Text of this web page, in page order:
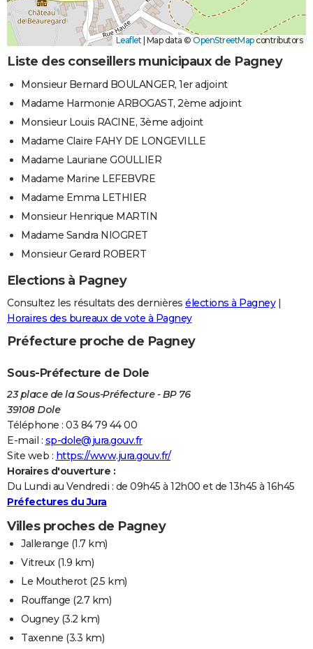
Leaflet Map data © OpenStreetMapcontributors
Liste des conseillers municipaux de Pagney
Monsieur Bernard BOULANGER, 1er adjoint
Madame Harmonie ARBOGAST, 2ème adjoint
Monsieur Louis RACINE, 3ème adjoint
Madame Claire FAHY DE LONGEVILLE
Madame Lauriane GOULLIER
Madame Marine LEFEBVRE
Madame Emma LETHIER
Monsieur Henrique MARTIN
Madame Sandra NIOGRET
Monsieur Gerard ROBERT
Elections à Pagney
Consultez les résultats des dernières élections à Pagney|
Horaires des bureaux de vote à Pagney
Préfecture proche de Pagney
Sous-Préfecture de Dole
23 place de la Sous-Préfecture - BP 76
39108 Dole
Téléphone : 03 84 79 44 00
E-mail : sp-dole@jura.gouv.fr
Site web : https://www.jura.gouv.fr/
Horaires d'ouverture :
Du Lundi au Vendredi : de 09h45 à 12h00 et de 13h45 à 16h45
Préfectures du Jura
Villes proches de Pagney
Jallerange (1.7 km)
Vitreux(1.9 km)
Le Moutherot(2.5 km)
Rouffange (2.7 km)
Ougney(3.2 km)
Taxenne (3.3 km)